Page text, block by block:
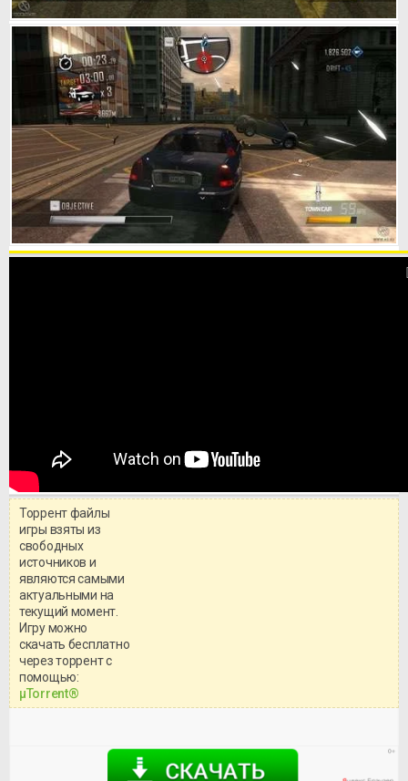
системными требованиями и
Торрент файлы
игры взяты из
свободных
источников и
являются самыми
актуальными на
текущий момент.
Игру можно
скачать бесплатно
через торрент с
помощью:
μTorrent®